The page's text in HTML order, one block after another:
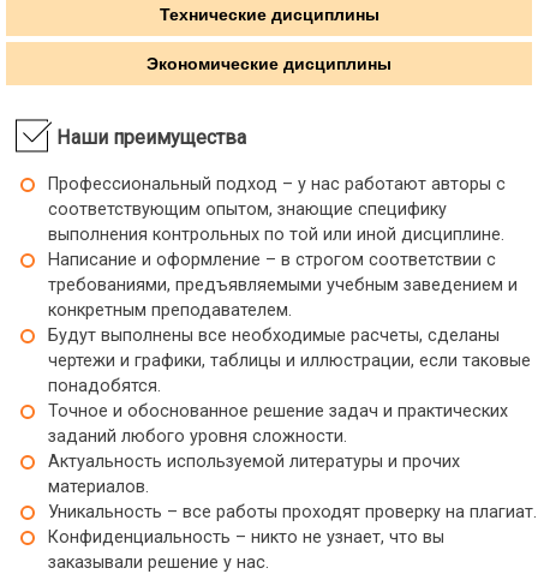
Введение в языкознание
Великая Отечественная Война
Виртуальная психология
ВОВ советского народа в контексте второй мировой
Возрастная и педагогическая психология
Восприятие фольклорных текстов дошкольниками
Востоковедение
Всемирная история
Всеобщая история
Всеобщая история искусства
Гiстарычная граматыка
Гендерная психология
Гендерная социология
Гимнастика и методика преподавания
Говорение на основе чтения
Декоративное рисование
Декоративно-прикладное искусство
Детская психология
Дефектология
Технические дисциплины
Экономические дисциплины
Наши преимущества
Профессиональный подход – у нас работают авторы с
соответствующим опытом, знающие специфику
выполнения контрольных по той или иной дисциплине.
Написание и оформление – в строгом соответствии с
требованиями, предъявляемыми учебным заведением и
конкретным преподавателем.
Будут выполнены все необходимые расчеты, сделаны
чертежи и графики, таблицы и иллюстрации, если таковые
понадобятся.
Точное и обоснованное решение задач и практических
заданий любого уровня сложности.
Актуальность используемой литературы и прочих
материалов.
Уникальность – все работы проходят проверку на плагиат.
Конфиденциальность – никто не узнает, что вы
заказывали решение у нас.